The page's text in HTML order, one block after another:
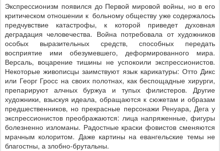
Экспрессионизм появился до Первой мировой войны, но в его
критическом отношении к больному обществу уже содержалось
предчувствие катастрофы, к которой приведет духовная
деградация человечества. Война потребовала от художников
особых выразительных средств, способных передать
восприятие ими обезумевшего, деформированного мира.
Версаль, воцарение тишины не успокоили экспрессионистов.
Некоторые живописцы заимствуют язык карикатуры: Отто Дикс
или Георг Гросс на своих полотнах, как беспощадные хирурги,
препарируют алчных буржуа и тупых филистеров. Другие
художники, взыскуя идеала, обращаются к сюжетам и образам
предшественников, но прекрасные персонажи Ренуара, Дега у
экспрессионистов преображаются: лица напряженные, фигуры
болезненно изломаны. Радостные краски фовистов сменяются
мрачным колоритом. Даже картины на евангельские темы не
благостны, а злобно-брутальны.